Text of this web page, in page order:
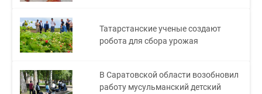
Татарстанские ученые создают
робота для сбора урожая
В Саратовской области возобновил
работу мусульманский детский